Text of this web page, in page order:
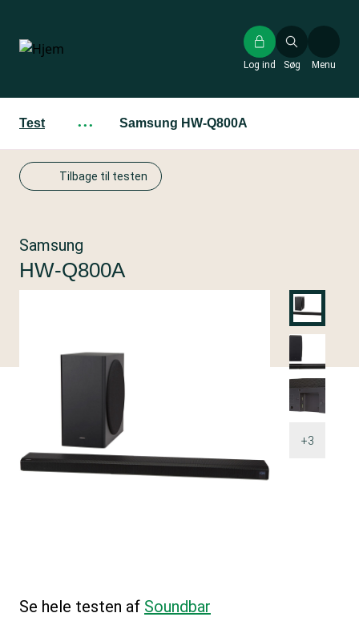
hovedindhold
Søg
Log ind Menu
Test ··· Samsung HW-Q800A
Tilbage til testen
+3
Samsung
HW-Q800A
Se hele testen af Soundbar